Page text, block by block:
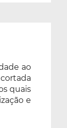
ao
quais
e